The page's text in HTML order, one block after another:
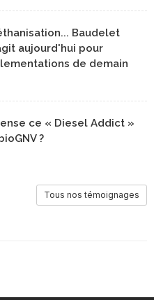
Baudelet
aujourd'hui pour
de demain
ce « Diesel Addict »
?
Tous nos témoignages